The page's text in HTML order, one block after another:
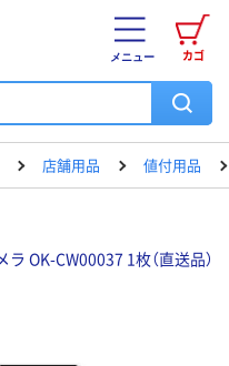
カゴ
メニュー
店舗用品 値付用品
OK-CW00037 1枚（直送品）